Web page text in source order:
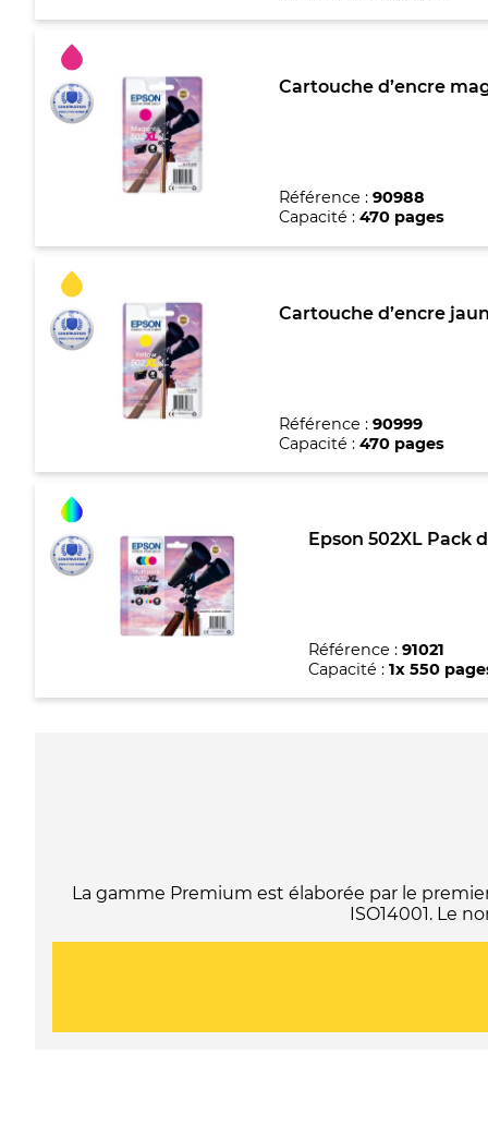
Cartouche d’encre
Référence : 90988
Capacité : 470 pages
Cartouche d’encre
Référence : 90999
Capacité : 470 pages
Epson 502XL Pack
Référence :91021
Capacité :1x 550
La gamme Premium est élaborée par le
ISO14001. Le